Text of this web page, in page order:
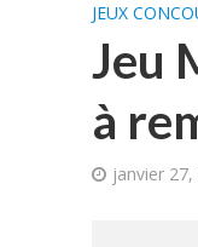
JEUX
Jeu
à
janvier 27,